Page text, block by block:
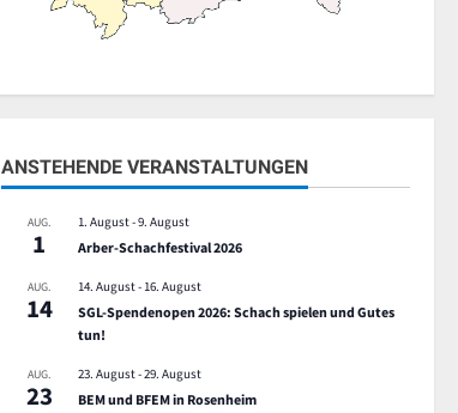
ANSTEHENDE VERANSTALTUNGEN
AUG.
1
1. August-9. August
Arber-Schachfestival 2026
AUG.
14
14. August- 16. August
SGL-Spendenopen 2026: Schach spielen und Gutes
tun!
AUG.
23
23. August-29. August
BEM und BFEM in Rosenheim